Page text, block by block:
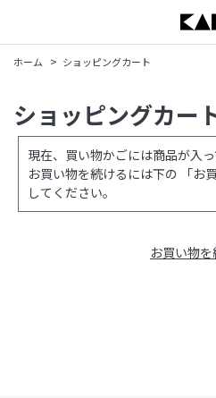
ホーム > ショッピングカート
ショッピングカー
現在、買い物かごには商品が入っ
お買い物を続けるには下の 「お
してください。
お買い物を